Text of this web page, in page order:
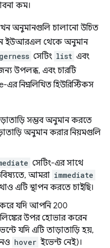
কম।
অনুমানগুলি চালানো উচিত
ইউআরএল থেকে অনুমান
সেটিং list এবং
উপলব্ধ, এবং চারটি
নিম্নলিখিত হিউরিস্টিকস
সম্ভব অনুমান করতে
অনুমান করার নিয়মগুলি
সেটিং-এর সাথে
আমরা immediate
এটি স্থাপন করতে চাইছি।
যদি আপনি 200
উপর হোভার করেন
যদি এটি তাড়াতাড়ি হয়,
hover ইভেন্ট নেই)।